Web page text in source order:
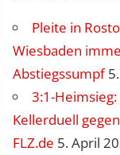
Pleite in
Wiesbaden
Abstiegssumpf
3:1-
Kellerduell
FLZ.de 5. April